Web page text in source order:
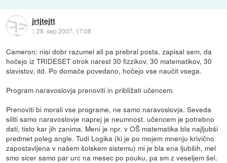
jrtjtejtt
::28. sep 2007, 17:08
Cameron: nisi dobr razumel ali pa prebral posta. zapisal sem, da
hočejo iz TRIDESET otrok narest 30 fizzikov, 30 matematikov, 30
slavistov, itd. Po domače povedano, hočejo vse naučit vsega.
Program naravoslovja prenoviti in približati učencem.
Prenoviti bi morali vse programe, ne samo naravoslovja. Seveda
siliti samo naravoslovje naprej je neumnost. učencem je potrebno
dati, tisto kar jih zanima. Meni je npr. v OŠ matematika bla najljubši
predmet poleg angle. Tudi Logika (ki je po mojem mnenju krivično
zapostavljena v našem šolskem sistemu) mi je bla ena ljubših, mel
smo sicer samo par urc na mesec po pouku, pa sm z veseljem šel.